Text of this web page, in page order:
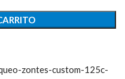
zontes-custom-125c-